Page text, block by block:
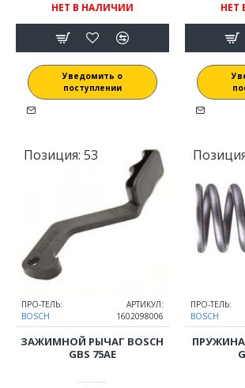
НЕТ В НАЛИЧИИ
Уведомить о
поступлении
НЕТ
Позиция: 53
ПРО-ТЕЛЬ:
BOSCH
АРТИКУЛ:
1602098006
ЗАЖИМНОЙ РЫЧАГ BOSCH
GBS 75AE
ПРО-ТЕЛЬ:
BOSCH
ПРУЖИНА